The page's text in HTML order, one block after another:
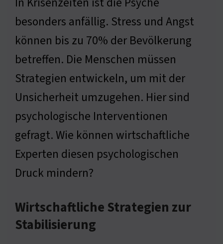
besonders anfällig. Stress und Angst
können bis zu 70% der Bevölkerung
betreffen. Die Menschen müssen
Strategien entwickeln, um mit der
Unsicherheit umzugehen. Hier sind
psychologische Interventionen
gefragt. Wie können wirtschaftliche
Experten diesen psychologischen
Druck mindern?
Wirtschaftliche Strategien zur
Stabilisierung